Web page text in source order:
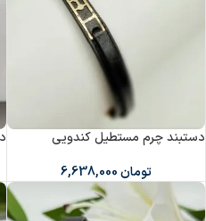
دستبند چرم مستطیل کندویی
تومان